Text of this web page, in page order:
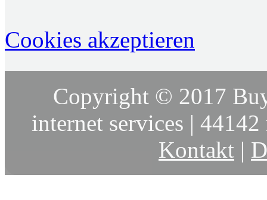
Cookies akzeptieren
Copyright © 2017
internet services |
Kontakt |